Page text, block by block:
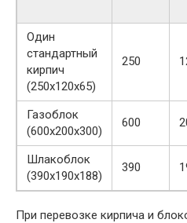
Один
стандартный
кирпич
(250х120х65)
250
Газоблок
(600х200х300)
600
Шлакоблок
(390х190х188)
390
При перевозке кирпича и